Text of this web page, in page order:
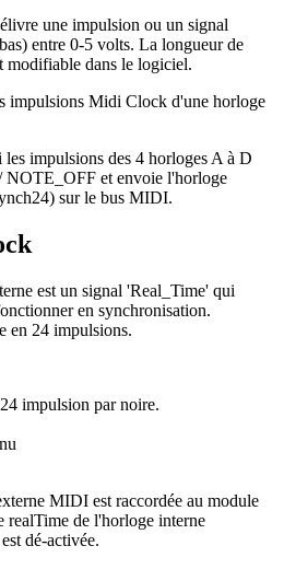
une impulsion ou un signal
entre 0-5 volts. La longueur de
modifiable dans le logiciel.
Midi Clock d'une horloge
impulsions des 4 horloges A à D
NOTE_OFF et envoie l'horloge
sur le bus MIDI.
est un signal 'Real_Time' qui
en synchronisation.
en 24 impulsions.
impulsion par noire.
MIDI est raccordée au module
de l'horloge interne
dé-activée.